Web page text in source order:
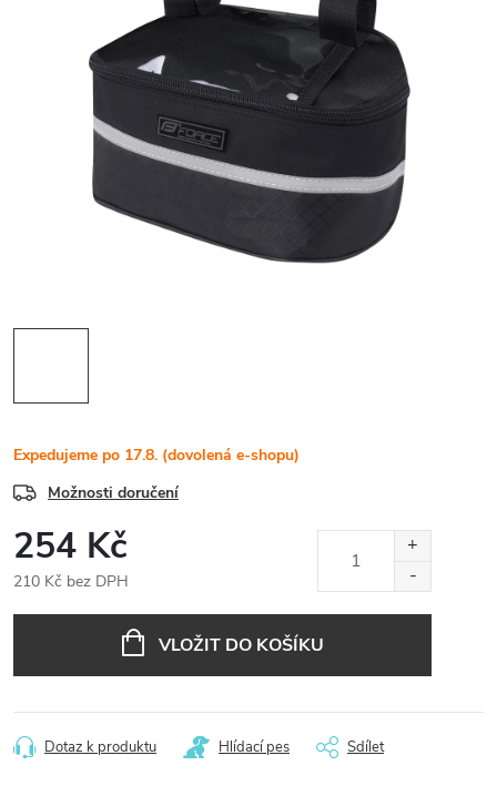
Expedujeme po 17.8. (dovolená e-shopu)
Možnosti doručení
254 Kč
210 Kč bez DPH
VLOŽIT DO KOŠÍKU
Dotaz k produktu Hlídací pes Sdílet